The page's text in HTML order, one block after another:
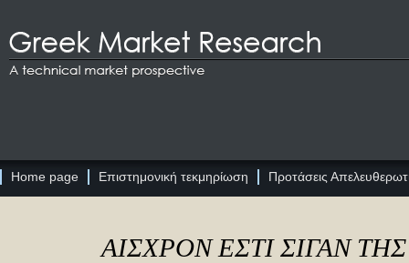
Home page Επιστημονική τεκμηρίωση Προτάσεις
ΑΙΣΧΡΟΝ ΕΣΤΙ ΣΙΓΑΝ